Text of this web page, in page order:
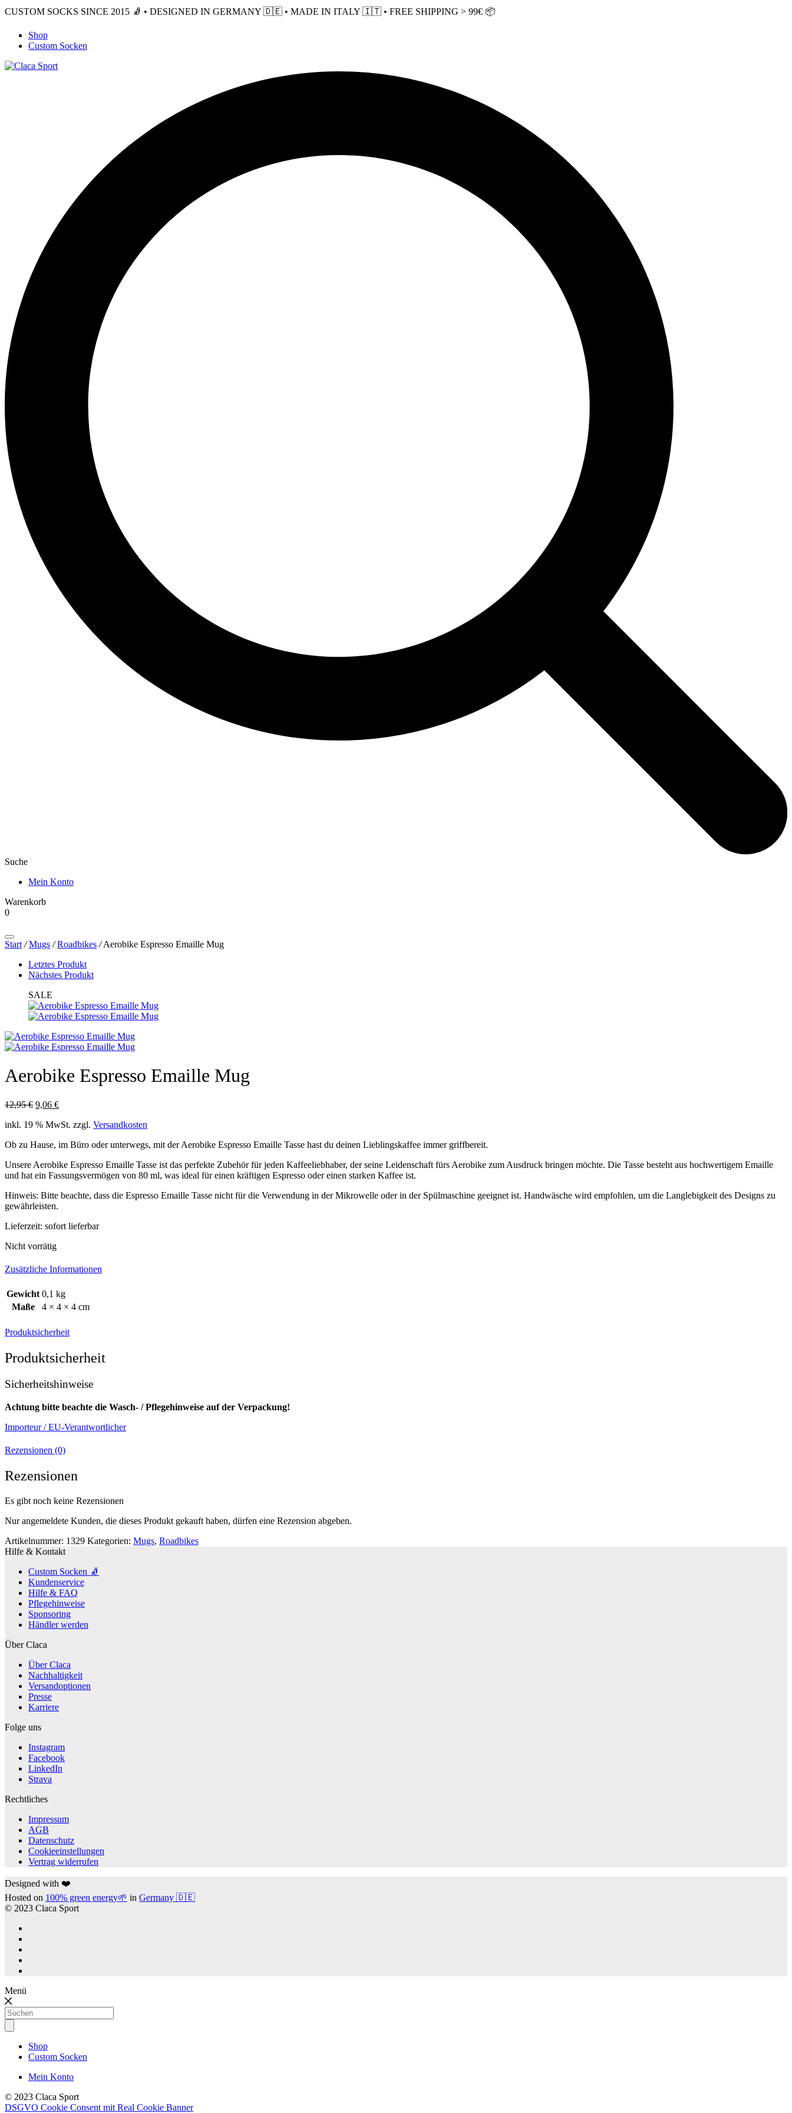
CUSTOM SOCKS SINCE 2015 🧦 • DESIGNED IN GERMANY 🇩🇪 • MADE IN ITALY 🇮🇹 • FREE SHIPPING > 99€ 📦
Shop
Custom Socken
Suche
Mein Konto
Warenkorb
0
search
Start / Mugs / Roadbikes /Aerobike Espresso Emaille Mug
Letztes Produkt
Nächstes Produkt
SALE
Aerobike Espresso Emaille Mug
12,95€ Ursprünglicher
war:
9,06 €Aktueller
ist:
inkl. 19 % MwSt. zzgl. Versandkosten
Ob zu Hause, im Büro oder unterwegs, mit der Aerobike Espresso Emaille Tasse hast du deinen Lieblingskaffee immer griffbereit.
Unsere Aerobike Espresso Emaille Tasse ist das perfekte Zubehör für jeden Kaffeeliebhaber, der seine Leidenschaft fürs Aerobike zum Ausdruck bringen möchte. Die Tasse besteht aus hochwertigem Emaille
und hat ein Fassungsvermögen von 80 ml, was ideal für einen kräftigen Espresso oder einen starken Kaffee ist.
Hinweis: Bitte beachte, dass die Espresso Emaille Tasse nicht für die Verwendung in der Mikrowelle oder in der Spülmaschine geeignet ist. Handwäsche wird empfohlen, um die Langlebigkeit des Designs zu
gewährleisten.
Lieferzeit: sofort lieferbar
Nicht vorrätig
Zusätzliche Informationen
Gewicht 0,1 kg
Maße
4 × 4 × 4 cm
Produktsicherheit
Produktsicherheit
Sicherheitshinweise
Achtung bitte beachte die Wasch- / Pflegehinweise auf der Verpackung!
Importeur / EU-Verantwortlicher
Rezensionen (0)
Rezensionen
Es gibt noch keine Rezensionen
Nur angemeldete Kunden, die dieses Produkt gekauft haben, dürfen eine Rezension abgeben.
Artikelnummer: 1329 Kategorien: Mugs, Roadbikes
Hilfe & Kontakt
Custom Socken 🧦
Kundenservice
Hilfe & FAQ
Pflegehinweise
Sponsoring
Händler werden
Über Claca
Über Claca
Nachhaltigkeit
Versandoptionen
Presse
Karriere
Folge uns
Instagram
Facebook
LinkedIn
Strava
Rechtliches
Impressum
AGB
Datenschutz
Cookieeinstellungen
Vertrag widerrufen
Designed with ❤️
Hosted on 100% green energy🌱 in Germany 🇩🇪
© 2023 Claca Sport
Menü
Products
search
Shop
Custom Socken
Mein Konto
© 2023 Claca Sport
DSGVO Cookie Consent mit Real Cookie Banner